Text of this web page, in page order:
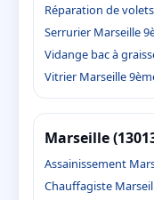
Réparation de
Serrurier Marseille
Vidange bac à
Vitrier Marseille
Marseille
Assainissement
Chauffagiste